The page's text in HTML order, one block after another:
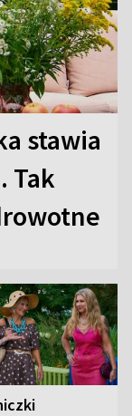
stawia
Tak